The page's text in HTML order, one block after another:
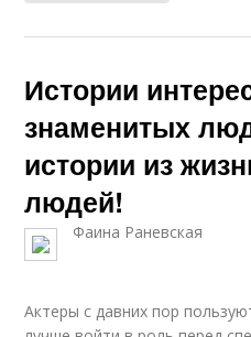
Истории
знаменитых
истории из
людей!
Фаина Раневская
Актеры с давних пор